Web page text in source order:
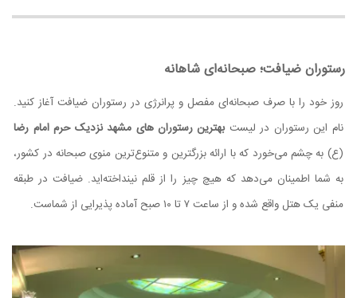
رستوران ضیافت؛ صبحانه‌ای شاهانه
روز خود را با صرف صبحانه‌ای مفصل و پرانرژی در رستوران ضیافت آغاز کنید.
نام این رستوران در لیستبهترین رستوران های مشهد نزدیک حرم امام رضا
(ع) به چشم می‌خورد که با ارائه بزرگترین و متنوع‌ترین منوی صبحانه در کشور،
به شما اطمینان می‌دهد که هیچ چیز را از قلم نینداخته‌اید. ضیافت در طبقه
منفی یک هتل واقع شده و از ساعت ۷ تا ۱۰ صبح آماده پذیرایی از شماست.